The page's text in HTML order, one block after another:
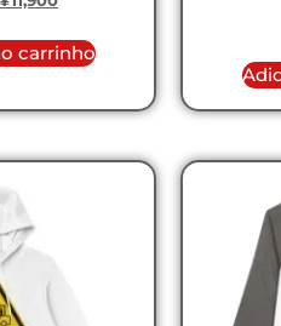
carrinho